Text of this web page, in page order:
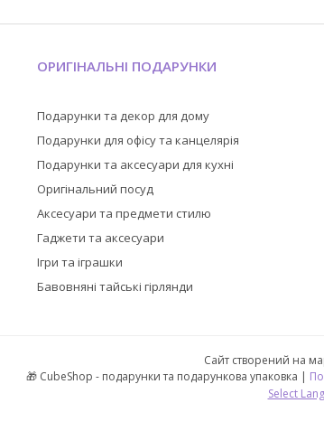
ОРИГІНАЛЬНІ ПОДАРУНКИ
Подарунки та декор для дому
Подарунки для офісу та канцелярія
Подарунки та аксесуари для кухні
Оригінальний посуд
Аксесуари та предмети стилю
Гаджети та аксесуари
Ігри та іграшки
Бавовняні тайські гірлянди
Сайт створений на
🎁 CubeShop - подарунки та подарункова упаковка |
Select